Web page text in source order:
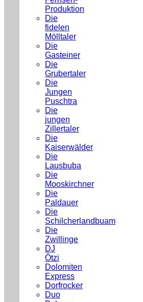
Produktion
Die
fidelen
Mölltaler
Die
Gasteiner
Die
Grubertaler
Die
Jungen
Puschtra
Die
jungen
Zillertaler
Die
Kaiserwälder
Die
Lausbuba
Die
Mooskirchner
Die
Paldauer
Die
Schilcherlandbuam
Die
Zwillinge
DJ
Ötzi
Dolomiten
Express
Dorfrocker
Duo